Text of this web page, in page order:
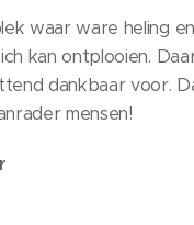
waar ware heling en
kan ontplooien.
dankbaar voor.
mensen!